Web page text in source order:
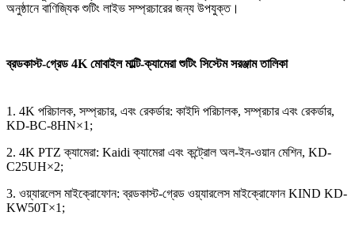
অনুষ্ঠানে বাণিজ্যিক শুটিং লাইভ সম্প্রচারের জন্য উপযুক্ত।
ব্রডকাস্ট-গ্রেড 4K মোবাইল মাল্টি-ক্যামেরা শুটিং সিস্টেম সরঞ্জাম তালিকা
1. 4K পরিচালক, সম্প্রচার, এবং রেকর্ডার: কাইদি পরিচালক, সম্প্রচার এবং রেকর্ডার,
KD-BC-8HN×1;
2. 4K PTZ ক্যামেরা: Kaidi ক্যামেরা এবং কন্ট্রোল অল-ইন-ওয়ান মেশিন, KD-
C25UH×2;
3. ওয়্যারলেস মাইক্রোফোন: ব্রডকাস্ট-গ্রেড ওয়্যারলেস মাইক্রোফোন KIND KD-
KW50T×1;